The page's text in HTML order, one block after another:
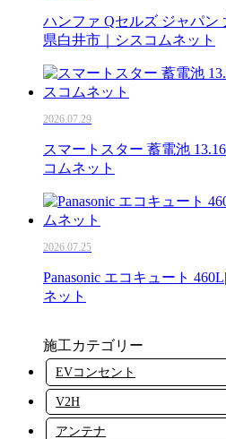
ハンファ Qセルズ ジャパン
県白井市｜シスコムネット
2026.07.29
スマートスター 蓄電池
コムネット
2026.07.25
Panasonic エコキュート
ネット
施工カテゴリー
EVコンセント
V2H
アンテナ